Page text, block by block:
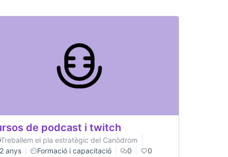
de podcast i twitch
Treballem el pla estratègic del Canòdrom
2 anys
Formació i capacitació 0 0